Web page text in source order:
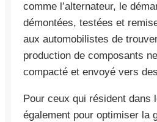
comme l’alternateur, le
démontées, testées et
aux automobilistes de
production de composants
compacté et envoyé vers
Pour ceux qui résident
également pour optimiser la